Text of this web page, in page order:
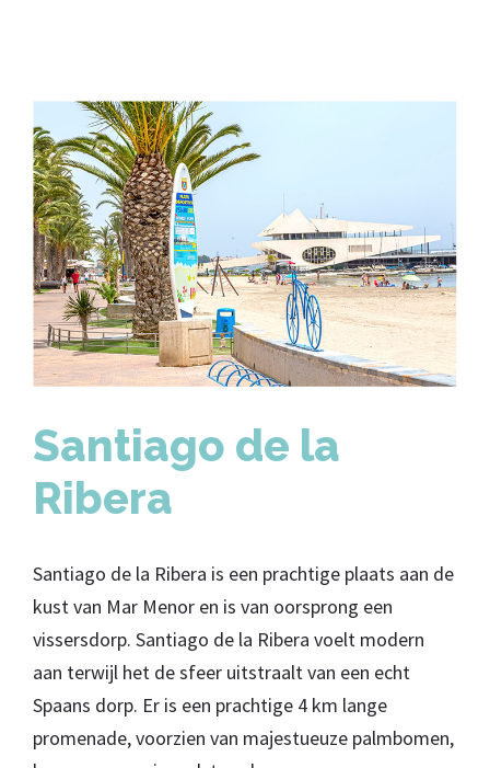
Santiago de la
Ribera
Santiago de la Ribera is een prachtige plaats aan de
kust van Mar Menor en is van oorsprong een
vissersdorp. Santiago de la Ribera voelt modern
aan terwijl het de sfeer uitstraalt van een echt
Spaans dorp. Er is een prachtige 4 km lange
promenade, voorzien van majestueuze palmbomen,